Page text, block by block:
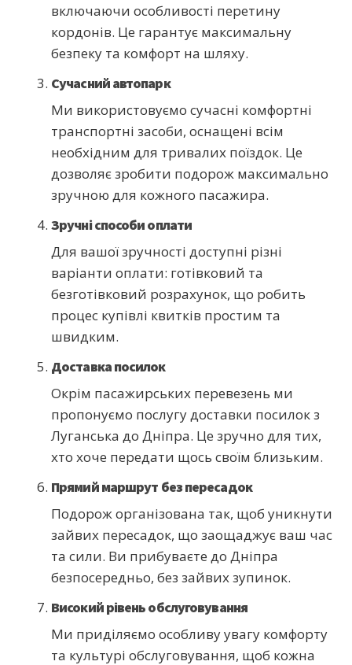
включаючи особливості перетину
кордонів. Це гарантує максимальну
безпеку та комфорт на шляху.
Сучасний автопарк
Ми використовуємо сучасні комфортні
транспортні засоби, оснащені всім
необхідним для тривалих поїздок. Це
дозволяє зробити подорож максимально
зручною для кожного пасажира.
Зручні способи оплати
Для вашої зручності доступні різні
варіанти оплати: готівковий та
безготівковий розрахунок, що робить
процес купівлі квитків простим та
швидким.
Доставка посилок
Окрім пасажирських перевезень ми
пропонуємо послугу доставки посилок з
Луганська до Дніпра. Це зручно для тих,
хто хоче передати щось своїм близьким.
Прямий маршрут без пересадок
Подорож організована так, щоб уникнути
зайвих пересадок, що заощаджує ваш час
та сили. Ви прибуваєте до Дніпра
безпосередньо, без зайвих зупинок.
Високий рівень обслуговування
Ми приділяємо особливу увагу комфорту
та культурі обслуговування, щоб кожна